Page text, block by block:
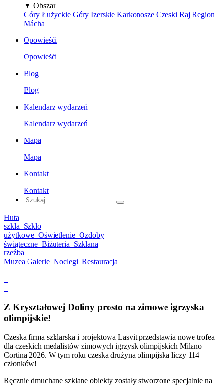
▼ Obszar
Góry Łużyckie Góry Izerskie Karkonosze Czeski Raj Region
Mácha
Opowieśći
Opowieśći
Blog
Blog
Kalendarz wydarzeń
Kalendarz wydarzeń
Mapa
Mapa
Kontakt
Kontakt
Huta
szkla Szkło
użytkowe Oświetlenie Ozdoby
świąteczne Biżuteria Szklana
rzeźba
Muzea Galerie Noclegi Restauracja
Z Kryształowej Doliny prosto na zimowe igrzyska
olimpijskie!
Czeska firma szklarska i projektowa Lasvit przedstawia nowe trofea
dla czeskich medalistów zimowych igrzysk olimpijskich Milano
Cortina 2026. W tym roku czeska drużyna olimpijska liczy 114
członków!
Ręcznie dmuchane szklane obiekty zostały stworzone specjalnie na